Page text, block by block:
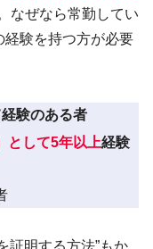
なぜなら常勤してい
経験を持つ方が必要
験のある者
として5年以上経験
証明する方法”もか